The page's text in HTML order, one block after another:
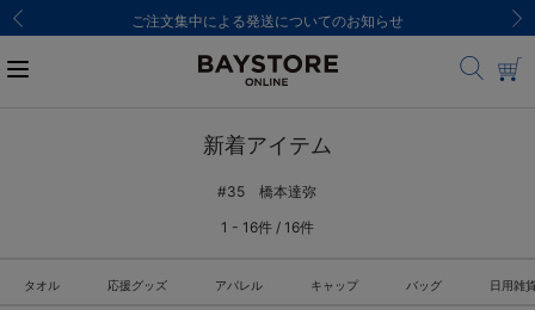
ご注文集中による発送についてのお知らせ
新着アイテム
#35 橋本達弥
1 - 16件 / 16件
タオル 応援グッズ アパレル キャップ バッグ 日用雑